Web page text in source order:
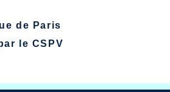
de Paris
le CSPV